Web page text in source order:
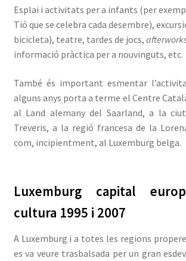
Esplai i activitats per a infants (per
Tió que se celebra cada desembre),
bicicleta), teatre, tardes de jocs,
informació pràctica per a nouvinguts, etc.
També és important esmentar
alguns anys porta a terme el Centre
al Land alemany del Saarland, a la
Treveris, a la regió francesa de la
com, incipientment, al Luxemburg belga.
Luxemburg capital
cultura 1995 i 2007
A Luxemburg i a totes les regions
es va veure trasbalsada per un gran